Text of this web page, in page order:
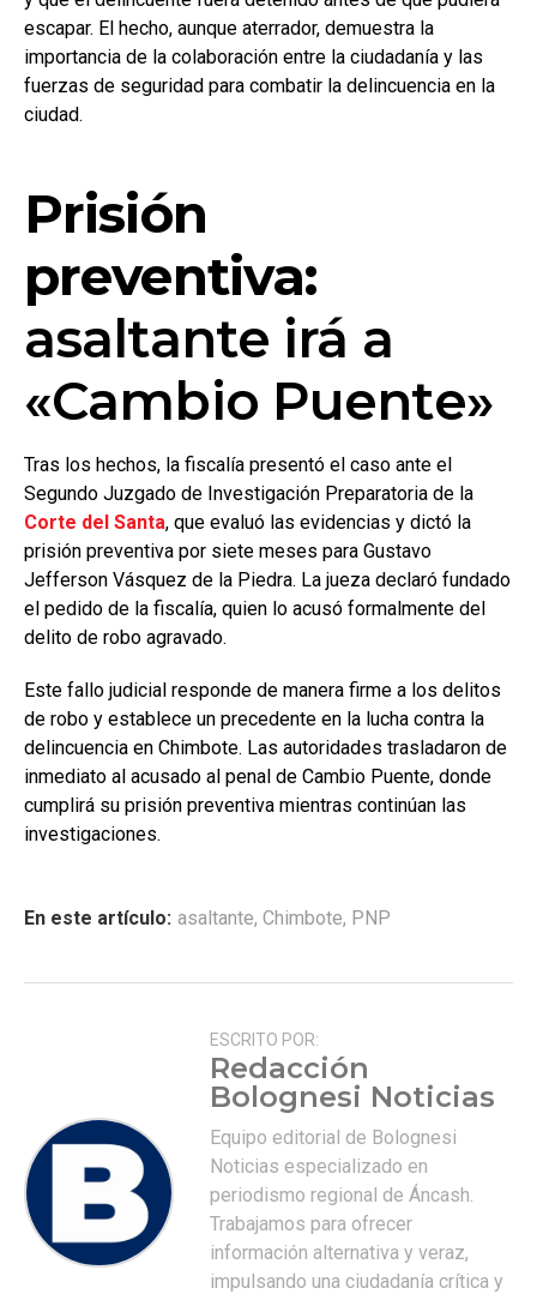
escapar. El hecho, aunque aterrador, demuestra la
importancia de la colaboración entre la ciudadanía y las
fuerzas de seguridad para combatir la delincuencia en la
ciudad.
Prisión
preventiva:
asaltante irá a
«Cambio Puente»
Tras los hechos, la fiscalía presentó el caso ante el
Segundo Juzgado de Investigación Preparatoria de la
Corte del Santa, que evaluó las evidencias y dictó la
prisión preventiva por siete meses para Gustavo
Jefferson Vásquez de la Piedra. La jueza declaró fundado
el pedido de la fiscalía, quien lo acusó formalmente del
delito de robo agravado.
Este fallo judicial responde de manera firme a los delitos
de robo y establece un precedente en la lucha contra la
delincuencia en Chimbote. Las autoridades trasladaron de
inmediato al acusado al penal de Cambio Puente, donde
cumplirá su prisión preventiva mientras continúan las
investigaciones.
En este artículo: asaltante, Chimbote, PNP
ESCRITO POR:
Redacción
Bolognesi Noticias
Equipo editorial de Bolognesi
Noticias especializado en
periodismo regional de Áncash.
Trabajamos para ofrecer
información alternativa y veraz,
impulsando una ciudadanía crítica y